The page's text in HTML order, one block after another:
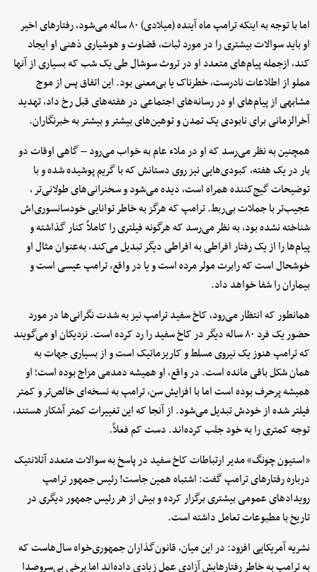
اما با توجه به اینکه ترامپ ماه آینده (میلادی) ۸۰ ساله می‌شود، رفتارهای اخیر
او باید سوالات بیشتری را در مورد ثبات، قضاوت و هوشیاری ذهنی او ایجاد
کند، ازجمله پیام‌های متعدد او در تروث سوشال طی یک شب که بسیاری از آنها
مملو از اطلاعات نادرست، خطرناک یا بی‌معنی بود. این اتفاق پس از موج
مشابهی از پیام‌های او در رسانه‌های اجتماعی در هفته‌های قبل رخ داد، تهدید
آخرالزمانی برای نابودی یک تمدن و توهین‌های بیشتر و بیشتر به خبرنگاران.
همچنین به نظر می‌رسد که او در ملاء عام به خواب می‌رود – گاهی اوقات دو
بار در یک هفته، کبودی‌هایی نیز روی دستانش که با گریم پوشیده شده و با
توضیحات گیج‌کننده همراه است، دیده می‌شود و سخنرانی‌های طولانی‌تر ،
عجیب‌تر با جملات بی‌ربط. ترامپ که هرگز به خاطر توانایی خودسانسوری‌اش
شناخته نشده بود، به نظر می‌رسد که هرگونه فیلتری را کاملاً کنار گذاشته و
پیام‌ها را از یک رفتار افراطی به افراطی دیگر تبدیل می‌کند، به‌عنوان مثال او
خوشحال است که رابرت مولر مرده است و یا در واقع، ترامپ عیسی است و
بیماران را شفا خواهد داد.
همانطور که انتظار می‌رود، کاخ سفید ترامپ نیز به شدت نگرانی‌ها در مورد
حضور یک فرد ۸۰ ساله دیگر در کاخ سفید را رد کرده است. نزدیکان او می‌گویند
که ترامپ هنوز یک نیروی مسلط و کاریزماتیک است و از بسیاری جهات به
همان شکل باقی مانده است. در واقع، او همیشه دمدمی مزاج بوده است؛ او
همیشه پرحرف بوده است اما با افزایش سن، ترامپ به نسخه‌ای خالص‌تر و کمتر
فیلتر شده از خودش تبدیل می‌شود. از آنجا که این تغییرات کمتر آشکار هستند،
توجه کمتری را به خود جلب کرده‌اند. دست کم فعلاً.
«استیون چونگ» مدیر ارتباطات کاخ سفید در پاسخ به سوالات متعدد آتلانتیک
درباره رفتارهای ترامپ گفت: اشتباه همین جاست! رئیس جمهور ترامپ
رویدادهای عمومی بیشتری برگزار کرده و بیش از هر رئیس جمهور دیگری در
تاریخ با مطبوعات تعامل داشته است.
نشریه آمریکایی افزود: در این میان، قانون‌گذاران جمهوری‌خواه سال‌هاست که
به ترامپ به خاطر رفتارهایش آزادی عمل زیادی داده‌اند اما برخی بی‌سروصدا